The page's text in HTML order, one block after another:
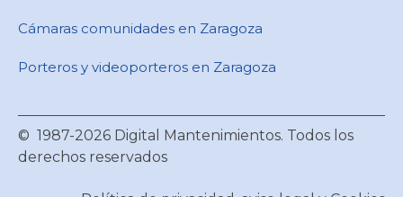
Cámaras comunidades en Zaragoza
Porteros y videoporteros en Zaragoza
© 1987-2026 Digital Mantenimientos. Todos los
derechos reservados